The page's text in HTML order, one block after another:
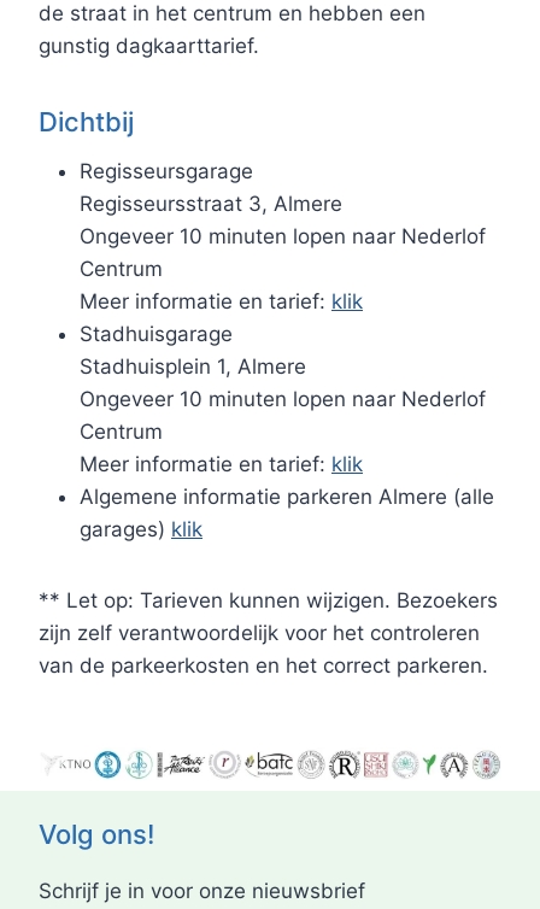
de straat in het centrum en hebben een
gunstig dagkaarttarief.
Dichtbij
Regisseursgarage
Regisseursstraat 3, Almere
Ongeveer 10 minuten lopen naar Nederlof
Centrum
Meer informatie en tarief: klik
Stadhuisgarage
Stadhuisplein 1, Almere
Ongeveer 10 minuten lopen naar Nederlof
Centrum
Meer informatie en tarief: klik
Algemene informatie parkeren Almere (alle
garages) klik
** Let op: Tarieven kunnen wijzigen. Bezoekers
zijn zelf verantwoordelijk voor het controleren
van de parkeerkosten en het correct parkeren.
Volg ons!
Schrijf je in voor onze nieuwsbrief